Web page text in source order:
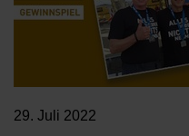
29. Juli 2022